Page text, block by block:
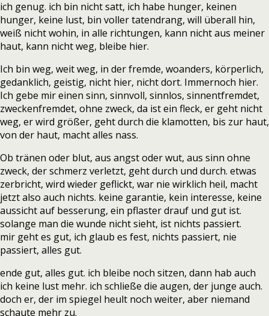
ich genug. ich bin nicht satt, ich habe hunger, keinen
hunger, keine lust, bin voller tatendrang, will überall hin,
weiß nicht wohin, in alle richtungen, kann nicht aus meiner
haut, kann nicht weg, bleibe hier.
Ich bin weg, weit weg, in der fremde, woanders, körperlich,
gedanklich, geistig, nicht hier, nicht dort. Immernoch hier.
Ich gebe mir einen sinn, sinnvoll, sinnlos, sinnentfremdet,
zweckenfremdet, ohne zweck, da ist ein fleck, er geht nicht
weg, er wird größer, geht durch die klamotten, bis zur haut,
von der haut, macht alles nass.
Ob tränen oder blut, aus angst oder wut, aus sinn ohne
zweck, der schmerz verletzt, geht durch und durch. etwas
zerbricht, wird wieder geflickt, war nie wirklich heil, macht
jetzt also auch nichts. keine garantie, kein interesse, keine
aussicht auf besserung, ein pflaster drauf und gut ist.
solange man die wunde nicht sieht, ist nichts passiert.
mir geht es gut, ich glaub es fest, nichts passiert, nie
passiert, alles gut.
ende gut, alles gut. ich bleibe noch sitzen, dann hab auch
ich keine lust mehr. ich schließe die augen, der junge auch.
doch er, der im spiegel heult noch weiter, aber niemand
schaute mehr zu.